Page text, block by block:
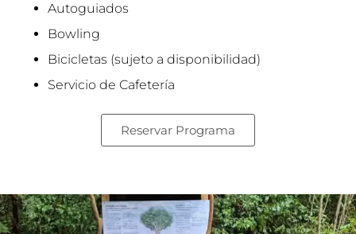
Autoguiados
Bowling
Bicicletas (sujeto a disponibilidad)
Servicio de Cafetería
Reservar Programa